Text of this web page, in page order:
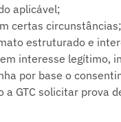
aplicável;
certas circunstâncias;
estruturado e
interesse legítimo,
por base o
GTC solicitar prova